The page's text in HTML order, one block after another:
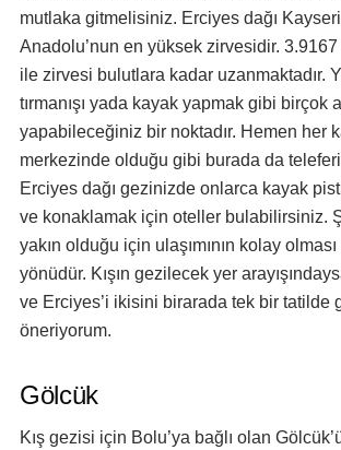
mutlaka gitmelisiniz. Erciyes dağı
Anadolu’nun en yüksek zirvesidir.
ile zirvesi bulutlara kadar uzanmaktadır.
tırmanışı yada kayak yapmak gibi birçok
yapabileceğiniz bir noktadır. Hemen her
merkezinde olduğu gibi burada da
Erciyes dağı gezinizde onlarca kayak
ve konaklamak için oteller bulabilirsiniz.
yakın olduğu için ulaşımının kolay
yönüdür. Kışın gezilecek yer
ve Erciyes’i ikisini birarada tek bir tatilde
öneriyorum.
Gölcük
Kış gezisi için Bolu’ya bağlı olan